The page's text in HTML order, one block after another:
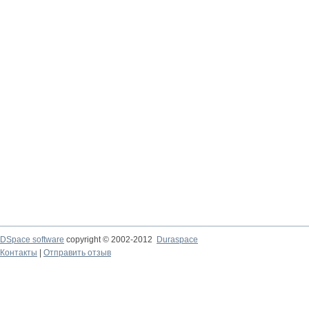
DSpace software copyright © 2002-2012
Duraspace
Контакты
Отправить отзыв